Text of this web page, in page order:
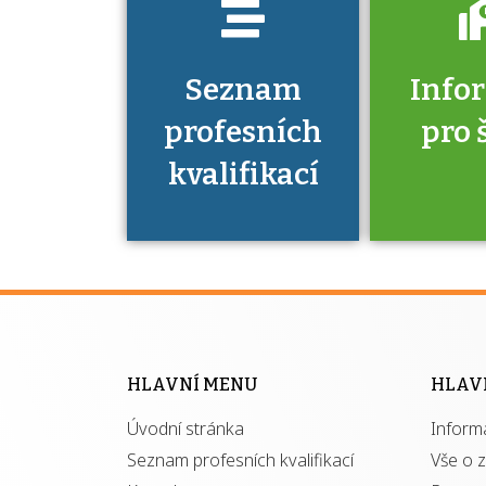
Seznam
profesních
kvalifikací
pro
Víte, že
HLAVNÍ MENU
Úvodní stránka
Seznam profesních kvalifikací
Vše o